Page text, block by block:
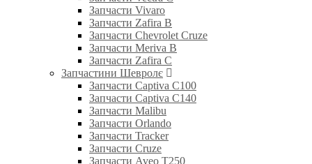
Запчасти Vivaro
Запчасти Zafira B
Запчасти Chevrolet Cruze
Запчасти Meriva B
Запчасти Zafira C
Запчастини Шевролє
Запчасти Captiva C100
Запчасти Captiva C140
Запчасти Malibu
Запчасти Orlando
Запчасти Tracker
Запчасти Cruze
Запчасти Aveo T250